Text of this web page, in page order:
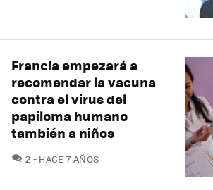
Francia empezará a
recomendar la vacuna
contra el virus del
papiloma humano
también a niños
2 COMENTARIOS
HACE 7 AÑOS